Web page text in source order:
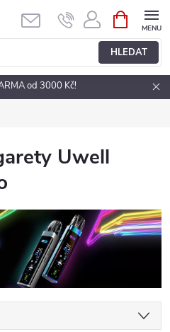
HLEDAT
NÁKUPNÍ
KOŠÍK
od 3000 Kč!
Uwell